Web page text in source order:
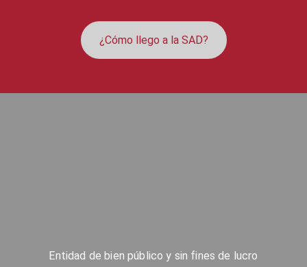
¿Cómo llego a la SAD?
Entidad de bien público y sin fines de lucro